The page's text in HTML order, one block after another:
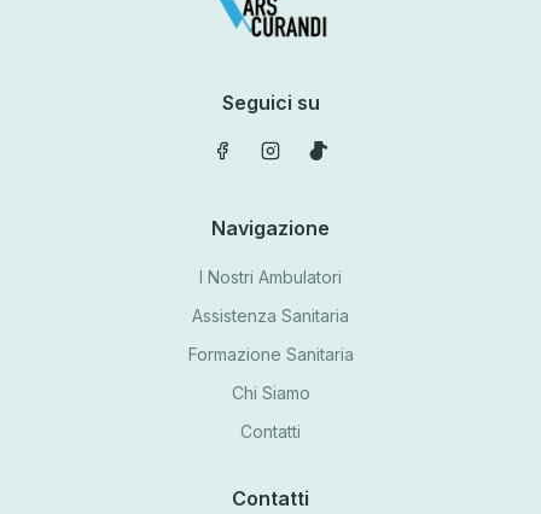
Seguici su
Navigazione
I Nostri Ambulatori
Assistenza Sanitaria
Formazione Sanitaria
Chi Siamo
Contatti
Contatti